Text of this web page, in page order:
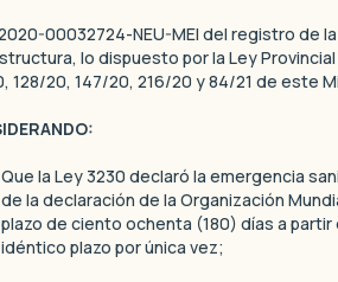
00032724-NEU-MEI del registro de
lo dispuesto por la Ley
128/20, 147/20, 216/20 y 84/21 de este
Que la Ley 3230 declaró la emergencia
de la declaración de la Organización
plazo de ciento ochenta (180) días a
idéntico plazo por única vez;